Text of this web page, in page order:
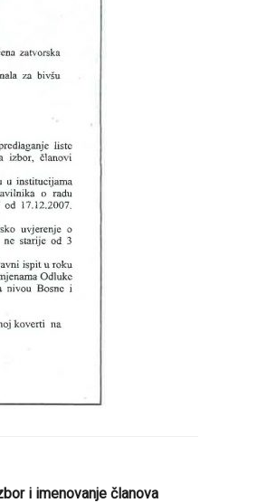
i imenovanje članova